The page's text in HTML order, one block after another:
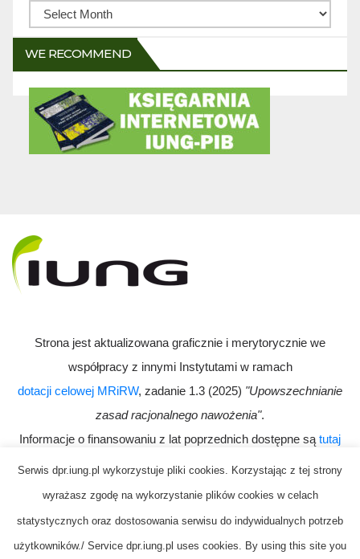
Archiwum
WE RECOMMEND
Strona jest aktualizowana graficznie i merytorycznie we
współpracy z innymi Instytutami w ramach
dotacji celowej MRiRW, zadanie 1.3 (2025) "Upowszechnianie
zasad racjonalnego nawożenia".
Informacje o finansowaniu z lat poprzednich dostępne są tutaj
Serwis dpr.iung.pl wykorzystuje pliki cookies. Korzystając z tej strony
wyrażasz zgodę na wykorzystanie plików cookies w celach
statystycznych oraz dostosowania serwisu do indywidualnych potrzeb
użytkowników./ Service dpr.iung.pl uses cookies. By using this site you